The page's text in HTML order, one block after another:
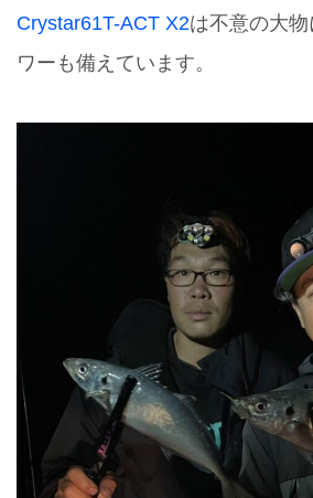
Crystar61T-ACT X2は不意の大
ワーも備えています。